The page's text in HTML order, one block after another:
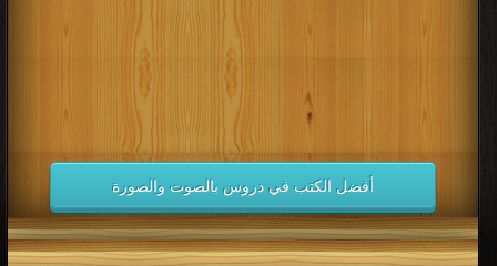
أفضل الكتب في دروس بالصوت والصورة